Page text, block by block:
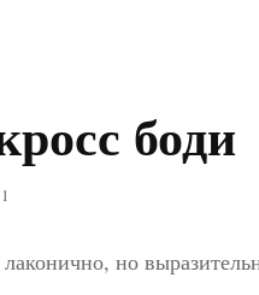
боди
но